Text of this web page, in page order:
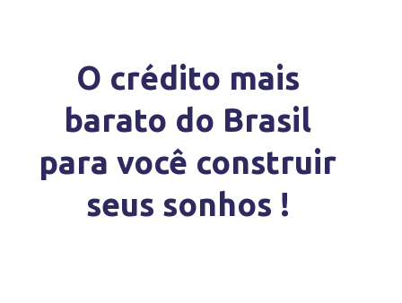
O crédito mais
barato do Brasil
para você construir
seus sonhos !